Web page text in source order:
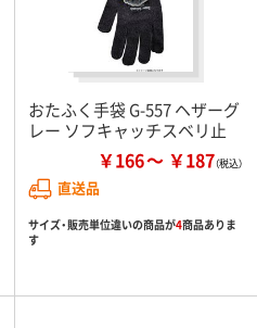
おたふく手袋 G-557 ヘザーグ
レー ソフキャッチスベリ止
￥166 ￥187
直送品
サイズ・販売単位違いの商品が4商品ありま
す